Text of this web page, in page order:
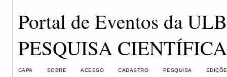
Portal de Eventos da
PESQUISA
CAPA SOBRE ACESSO CADASTRO PESQUISA